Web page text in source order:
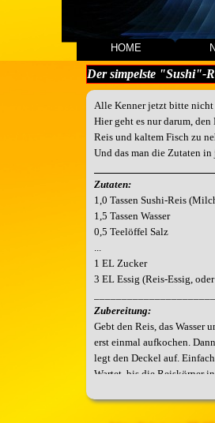
HOME
Der simpelste "Sushi"-
Alle Kenner jetzt bitte nicht
Hier geht es nur darum,
Reis und kaltem Fisch zu
Und das man die Zutaten
Zutaten:
1,0 Tassen Sushi-Reis
1,5 Tassen Wasser
0,5 Teelöffel Salz
...
1 EL Zucker
3 EL Essig (Reis-Essig,
Zubereitung:
Gebt den Reis, das Wasser
erst einmal aufkochen.
legt den Deckel auf.
Wartet, bis die Reiskörner
Jetzt den Zucker und den